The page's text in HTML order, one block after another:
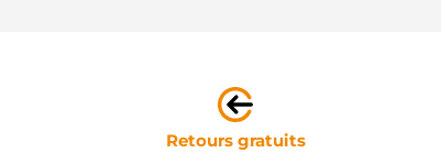
Retours gratuits